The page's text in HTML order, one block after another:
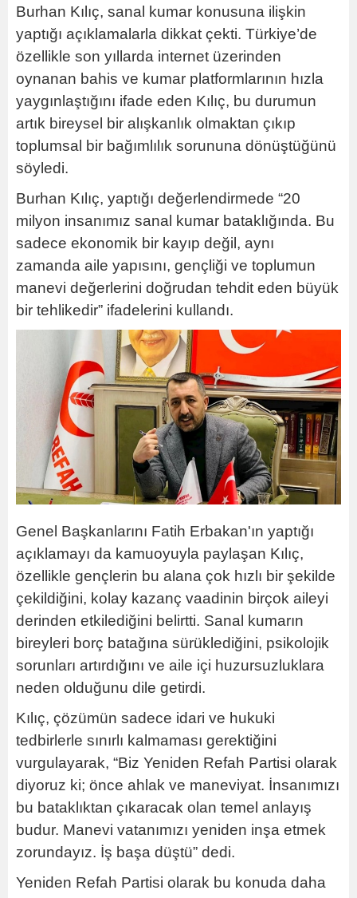
Burhan Kılıç, sanal kumar konusuna ilişkin
yaptığı açıklamalarla dikkat çekti. Türkiye’de
özellikle son yıllarda internet üzerinden
oynanan bahis ve kumar platformlarının hızla
yaygınlaştığını ifade eden Kılıç, bu durumun
artık bireysel bir alışkanlık olmaktan çıkıp
toplumsal bir bağımlılık sorununa dönüştüğünü
söyledi.
Burhan Kılıç, yaptığı değerlendirmede “20
milyon insanımız sanal kumar bataklığında. Bu
sadece ekonomik bir kayıp değil, aynı
zamanda aile yapısını, gençliği ve toplumun
manevi değerlerini doğrudan tehdit eden büyük
bir tehlikedir” ifadelerini kullandı.
Genel Başkanlarını Fatih Erbakan'ın yaptığı
açıklamayı da kamuoyuyla paylaşan Kılıç,
özellikle gençlerin bu alana çok hızlı bir şekilde
çekildiğini, kolay kazanç vaadinin birçok aileyi
derinden etkilediğini belirtti. Sanal kumarın
bireyleri borç batağına sürüklediğini, psikolojik
sorunları artırdığını ve aile içi huzursuzluklara
neden olduğunu dile getirdi.
Kılıç, çözümün sadece idari ve hukuki
tedbirlerle sınırlı kalmaması gerektiğini
vurgulayarak, “Biz Yeniden Refah Partisi olarak
diyoruz ki; önce ahlak ve maneviyat. İnsanımızı
bu bataklıktan çıkaracak olan temel anlayış
budur. Manevi vatanımızı yeniden inşa etmek
zorundayız. İş başa düştü” dedi.
Yeniden Refah Partisi olarak bu konuda daha